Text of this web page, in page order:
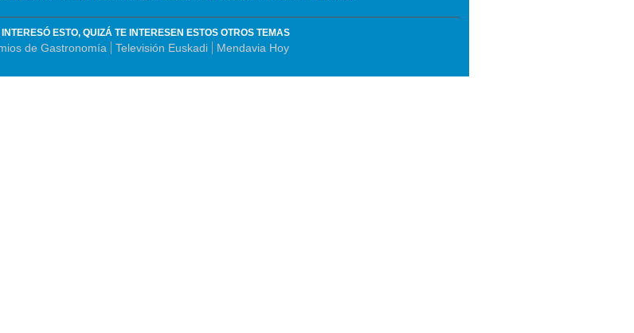
INTERESÓ ESTO, QUIZÁ TE INTERESEN ESTOS OTROS TEMAS
de Gastronomía Televisión Euskadi Mendavia Hoy